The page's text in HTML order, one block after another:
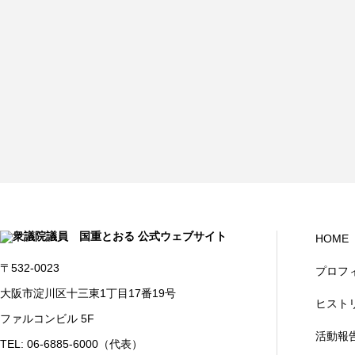
〒532-0023
大阪市淀川区十三東1丁目17番19号
ファルコンビル 5F
TEL: 06-6885-6000（代表）
HOME
プロフ
ヒスト
活動報